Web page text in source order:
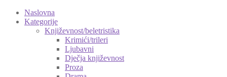
Naslovna
Kategorije
Književnost/beletristika
Krimići/trileri
Ljubavni
Dječja književnost
Proza